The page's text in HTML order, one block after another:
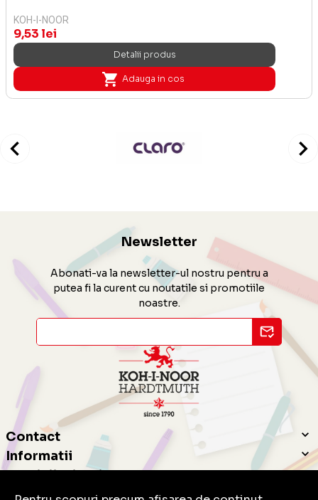
KOH-I-NOOR
9,53 lei
Detalii produs
Adauga in cos
Contact
Informatii
Servicii clienti
Newsletter
Abonati-va la newsletter-ul nostru pentru a
putea fi la curent cu noutatile si promotiile
noastre.